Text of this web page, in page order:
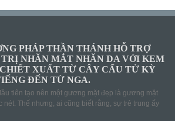
PHÁP THẦN THÁNH HỖ TRỢ
NHĂN MẮT NHĂN DA VỚI KEM
XUẤT TỪ CÂY CẨU TỬ KỲ
ĐẾN TỪ NGA.
tiên tạo nên một gương mặt đẹp là gương mặt
nét. Thế nhưng, ai cũng biết rằng, sự trẻ trung ấy